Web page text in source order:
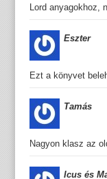
Lord anyagokhoz,
Eszter
Ezt a könyvet
Tamás
Nagyon klasz az
Icus és